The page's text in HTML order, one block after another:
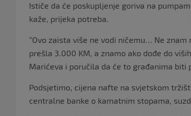
Ističe da će poskupljenje goriva na
kaže, prijeka potreba.
“Ovo zaista više ne vodi ničemu… Ne
prešla 3.000 KM, a znamo ako dođe do
Marićeva i poručila da će to građanima biti
Podsjetimo, cijena nafte na svjetskom
centralne banke o kamatnim stopama,